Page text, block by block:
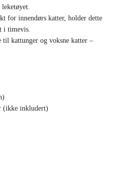
for innendørs katter, holder dette
i timevis.
til kattunger og voksne katter –
(ikke inkludert)